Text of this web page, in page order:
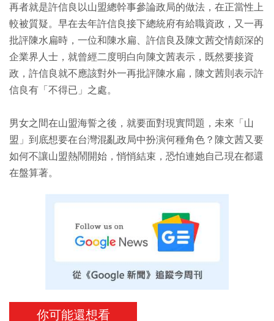
再者就是許信良以山盟總幹事參論政局的做法，在正當性上
較被質疑。早在去年許信良接下總統府有給職資政，又一再
批評陳水扁時，一位和陳水扁、許信良及陳文茜交情頗深的
企業界人士，就曾經二度明白向陳文茜表示，既然要接資
政，許信良就不應該對外一再批評陳水扁，陳文茜則表示許
信良有「不得已」之處。
男女之間在山盟海誓之後，就要面對現實問題，未來「山
盟」到底想要在台灣混亂政局中扮演何種角色？陳文茜又要
如何不讓山盟熱鬧開始，悄悄結束，恐怕連她自己現在都還
在盤算著。
你可能還想看